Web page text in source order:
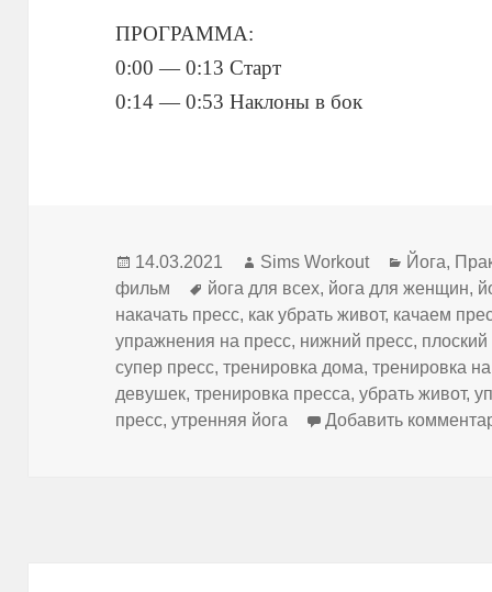
ПРОГРАММА:
0:00 — 0:13 Старт
0:14 — 0:53 Наклоны в бок
Опубликовано
14.03.2021 Автор
Sims Workout Рубрики
Йога,
фильм
Метки
йога для всех, йога для женщин,
накачать пресс, как убрать живот, качаем
упражнения на пресс, нижний пресс,
супер пресс,тренировка дома,тренировка
девушек,тренировка пресса,убрать живот,
пресс,утренняя йога Добавить